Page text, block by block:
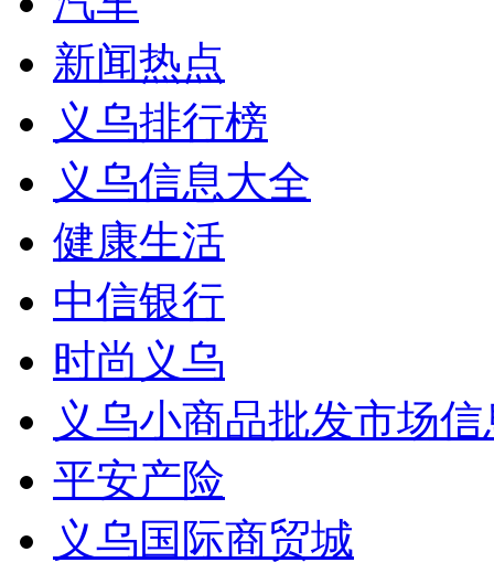
新闻热点
义乌排行榜
义乌信息大全
健康生活
中信银行
时尚义乌
义乌小商品批发市场
平安产险
义乌国际商贸城